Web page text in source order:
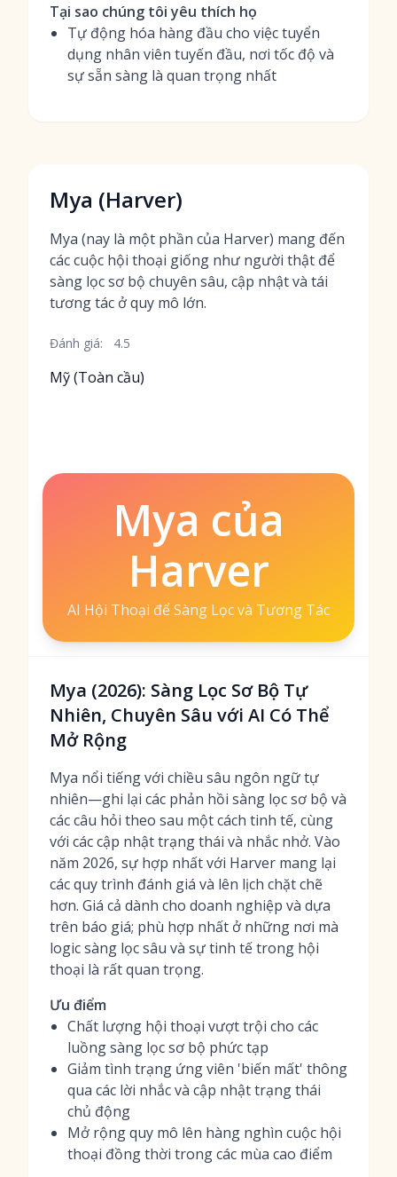
Tại sao chúng tôi yêu thích họ
Tự động hóa hàng đầu cho việc tuyển
dụng nhân viên tuyến đầu, nơi tốc độ và
sự sẵn sàng là quan trọng nhất
Mya (Harver)
Mya (nay là một phần của Harver) mang đến
các cuộc hội thoại giống như người thật để
sàng lọc sơ bộ chuyên sâu, cập nhật và tái
tương tác ở quy mô lớn.
Đánh giá: 4.5
Mỹ (Toàn cầu)
Mya của
Harver
AI Hội Thoại để Sàng Lọc và Tương Tác
Mya (2026): Sàng Lọc Sơ Bộ Tự
Nhiên, Chuyên Sâu với AI Có Thể
Mở Rộng
Mya nổi tiếng với chiều sâu ngôn ngữ tự
nhiên—ghi lại các phản hồi sàng lọc sơ bộ và
các câu hỏi theo sau một cách tinh tế, cùng
với các cập nhật trạng thái và nhắc nhở. Vào
năm 2026, sự hợp nhất với Harver mang lại
các quy trình đánh giá và lên lịch chặt chẽ
hơn. Giá cả dành cho doanh nghiệp và dựa
trên báo giá; phù hợp nhất ở những nơi mà
logic sàng lọc sâu và sự tinh tế trong hội
thoại là rất quan trọng.
Ưu điểm
Chất lượng hội thoại vượt trội cho các
luồng sàng lọc sơ bộ phức tạp
Giảm tình trạng ứng viên 'biến mất' thông
qua các lời nhắc và cập nhật trạng thái
chủ động
Mở rộng quy mô lên hàng nghìn cuộc hội
thoại đồng thời trong các mùa cao điểm